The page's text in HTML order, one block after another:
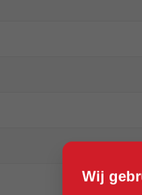
Wij